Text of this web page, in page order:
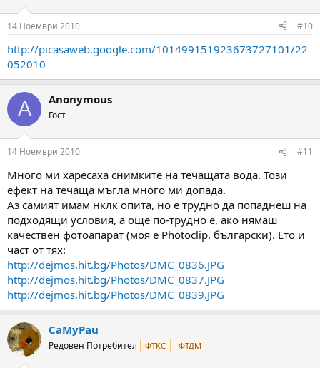
14 Ноември 2010 #10
http://picasaweb.google.com/101499151923673727101/22
052010
A Anonymous
Гост
14 Ноември 2010 #11
Много ми харесаха снимките на течащата вода. Този
ефект на течаща мъгла много ми допада.
Аз самият имам нклк опита, но е трудно да попаднеш на
подходящи условия, а още по-трудно е, ако нямаш
качествен фотоапарат (моя е Photoclip, български). Ето и
част от тях:
http://dejmos.hit.bg/Photos/DMC_0836.JPG
http://dejmos.hit.bg/Photos/DMC_0837.JPG
http://dejmos.hit.bg/Photos/DMC_0839.JPG
CaMyPau
Редовен Потребител ФТКС ФТДМ